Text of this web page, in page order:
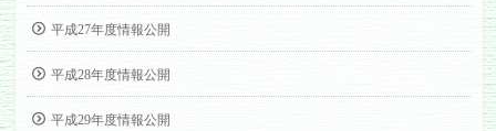
平成27年度情報公開
平成28年度情報公開
平成29年度情報公開